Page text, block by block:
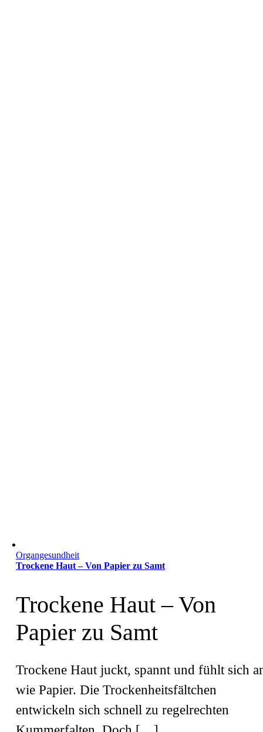
Organgesundheit
Trockene Haut – Von Papier zu Samt
Trockene Haut – Von
Papier zu Samt
Trockene Haut juckt, spannt und fühlt sich
wie Papier. Die Trockenheitsfältchen
entwickeln sich schnell zu regelrechten